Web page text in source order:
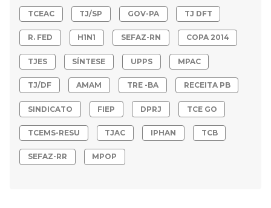
TCEAC TJ/SP GOV-PA TJ DFT
R. FED H1N1 SEFAZ-RN COPA 2014
TJES SÍNTESE UPPS MPAC
TJ/DF AMAM TRE -BA RECEITA PB
SINDICATO FIEP DPRJ TCE GO
TCEMS-RESU TJAC IPHAN TCB
SEFAZ-RR MPOP